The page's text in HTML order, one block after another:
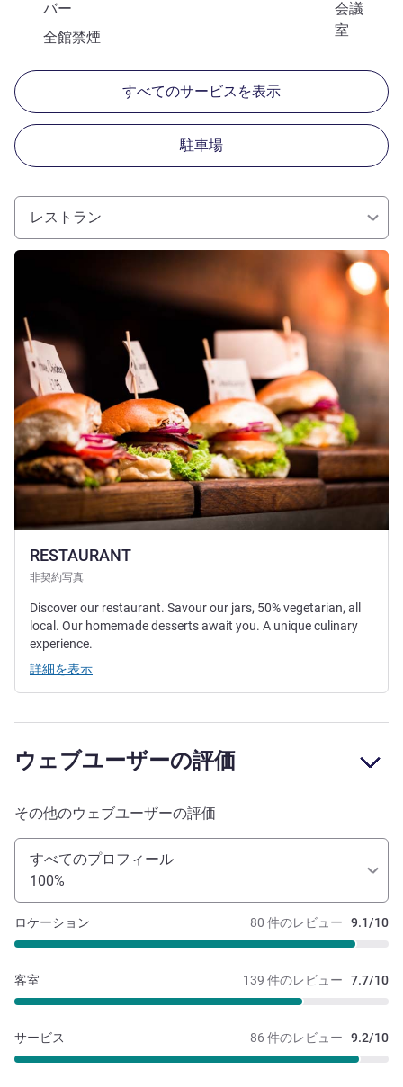
バー
会議
室
全館禁煙
すべてのサービスを表示
駐車場
レストラン
RESTAURANT
非契約写真
詳細を表示
Discover our restaurant. Savour our jars, 50% vegetarian, all
local. Our homemade desserts await you. A unique culinary
experience.
詳細を表示
ウェブユーザーの評価
その他のウェブユーザーの評価
すべてのプロフィール
100%
80 件のレビュー 9.1/10
ロケーション
139 件のレビュー 7.7/10
客室
86 件のレビュー 9.2/10
サービス